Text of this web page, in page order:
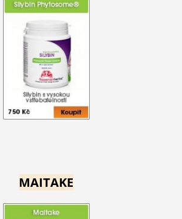
MAITAKE